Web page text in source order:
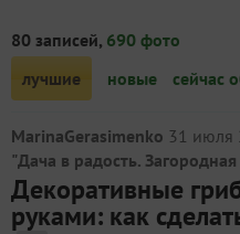
80 записей, 690 фото
лучшие
новые сейчас
MarinaGerasimenko 31 июля
"Дача в радость.
Декоративные
руками: как